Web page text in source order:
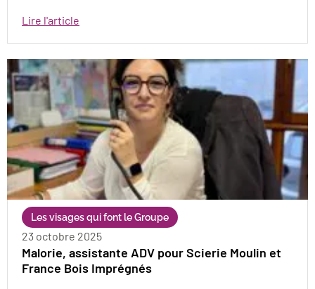
Lire l'article
Les visages qui font le Groupe
23 octobre 2025
Malorie, assistante ADV pour Scierie Moulin et
France Bois Imprégnés